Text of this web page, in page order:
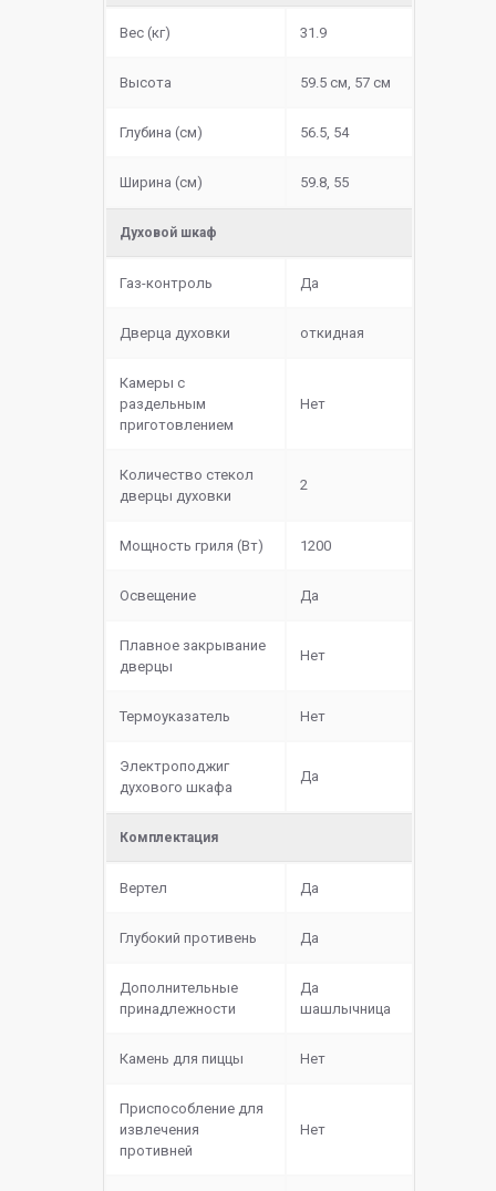
Вес (кг) 31.9
Высота 59.5 см, 57 см
Глубина (см) 56.5, 54
Ширина (см) 59.8, 55
Духовой шкаф
Газ-контроль Да
Дверца духовки откидная
Камеры с
раздельным
приготовлением
Нет
Количество стекол
дверцы духовки
2
Мощность гриля (Вт) 1200
Освещение Да
Плавное закрывание
дверцы
Нет
Термоуказатель Нет
Электроподжиг
духового шкафа
Да
Комплектация
Вертел Да
Глубокий противень Да
Дополнительные
принадлежности
Да
шашлычница
Камень для пиццы Нет
Приспособление для
извлечения
противней
Нет